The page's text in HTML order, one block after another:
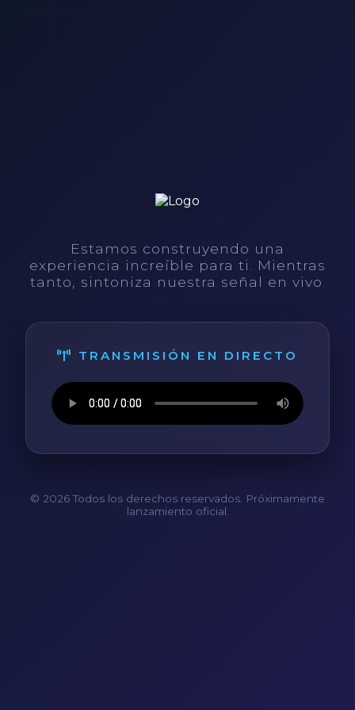
Estamos construyendo una
experiencia increíble para ti. Mientras
tanto, sintoniza nuestra señal en vivo.
TRANSMISIÓN EN DIRECTO
© 2026 Todos los derechos reservados. Próximamente
lanzamiento oficial.